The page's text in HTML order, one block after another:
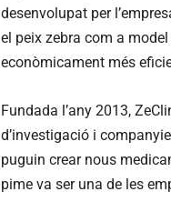
desenvolupat per
el peix zebra com a
econòmicament més
Fundada l’any 2013,
d’investigació i
puguin crear nous
pime va ser una de les